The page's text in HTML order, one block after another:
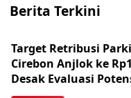
Berita Terkini
Target Retribusi
Cirebon Anjlok ke
Desak Evaluasi